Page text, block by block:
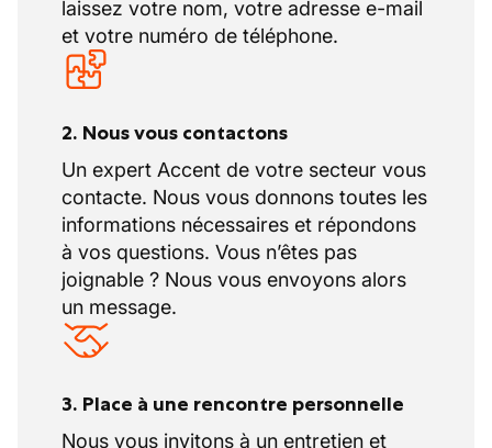
sommesle meilleur partenaire de
recrutement en Belgique.
Curieux d'en savoir plus ?
https://accentjobs.be/en/our-offices/accent-
technical-grace-hollogne ou appelez-nous
laissez votre nom, votre adresse e-mail
et votre numéro de téléphone.
2. Nous vous contactons
Un expert Accent de votre secteur vous
contacte. Nous vous donnons toutes les
informations nécessaires et répondons
à vos questions. Vous n’êtes pas
joignable ? Nous vous envoyons alors
un message.
3. Place à une rencontre personnelle
Nous vous invitons à un entretien et